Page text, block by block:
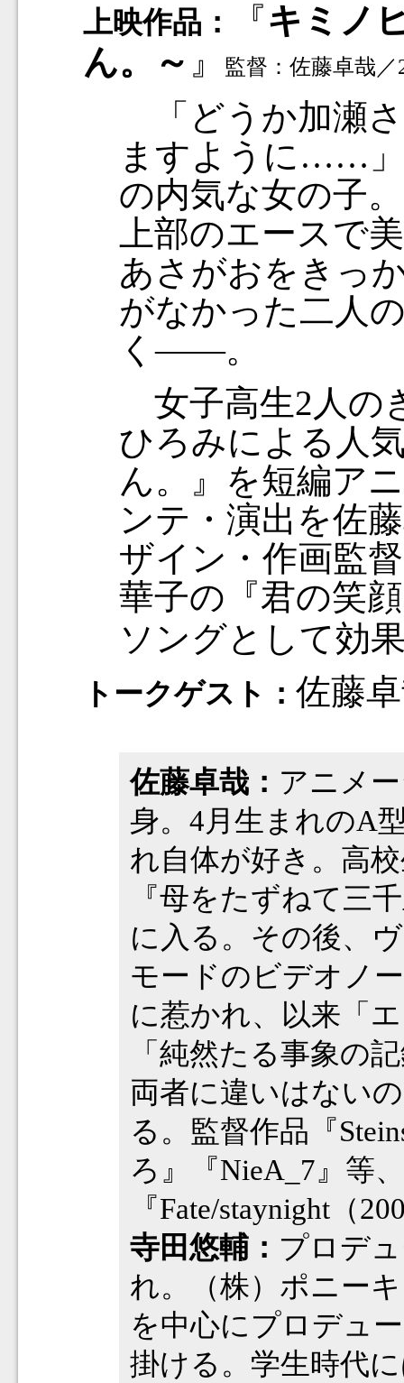
上映作品： 『キミノ
ん。～ 』 監督：佐藤卓哉／
「どうか加瀬
ますように……」
の内気な女の子
上部のエースで
あさがおをきっ
がなかった二人
く――。
女子高生2人の
ひろみによる人
ん。』を短編ア
ンテ・演出を佐
ザイン・作画監
華子の『君の笑顔
ソングとして効
トークゲスト： 佐藤
佐藤卓哉： アニメ
身。4月生まれのA
れ自体が好き。高
『母をたずねて三
に入る。その後、
モードのビデオノ
に惹かれ、以来「
「純然たる事象の
両者に違いはない
る。監督作品『
ろ』『NieA_7』等
『Fate/staynight（
寺田悠輔： プロデ
れ。（株）ポニー
を中心にプロデュ
掛ける。学生時代